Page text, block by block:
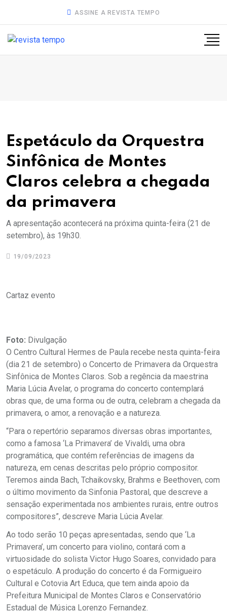
ASSINE A REVISTA TEMPO
Espetáculo da Orquestra
Sinfônica de Montes
Claros celebra a chegada
da primavera
A apresentação acontecerá na próxima quinta-feira (21 de
setembro), às 19h30.
19/09/2023
Cartaz evento
Foto: Divulgação
O Centro Cultural Hermes de Paula recebe nesta quinta-feira
(dia 21 de setembro) o Concerto de Primavera da Orquestra
Sinfônica de Montes Claros. Sob a regência da maestrina
Maria Lúcia Avelar, o programa do concerto contemplará
obras que, de uma forma ou de outra, celebram a chegada da
primavera, o amor, a renovação e a natureza.
“Para o repertório separamos diversas obras importantes,
como a famosa ‘La Primavera’ de Vivaldi, uma obra
programática, que contém referências de imagens da
natureza, em cenas descritas pelo próprio compositor.
Teremos ainda Bach, Tchaikovsky, Brahms e Beethoven, com
o último movimento da Sinfonia Pastoral, que descreve a
sensação experimentada nos ambientes rurais, entre outros
compositores”, descreve Maria Lúcia Avelar.
Ao todo serão 10 peças apresentadas, sendo que ‘La
Primavera’, um concerto para violino, contará com a
virtuosidade do solista Victor Hugo Soares, convidado para
o espetáculo. A produção do concerto é da Formigueiro
Cultural e Cotovia Art Educa, que tem ainda apoio da
Prefeitura Municipal de Montes Claros e Conservatório
Estadual de Música Lorenzo Fernandez.